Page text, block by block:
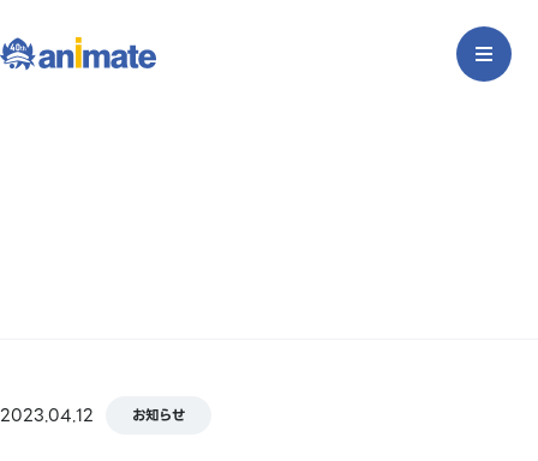
2023.04.12 お知らせ